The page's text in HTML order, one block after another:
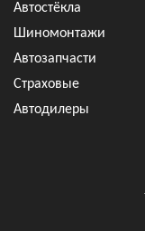
Автостёкла
Шиномонтажи
Автозапчасти
Страховые
Автодилеры